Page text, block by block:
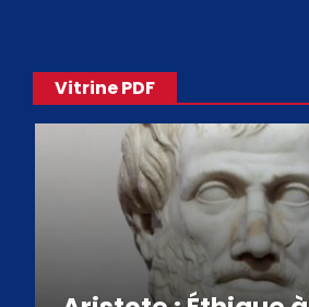
Vitrine PDF